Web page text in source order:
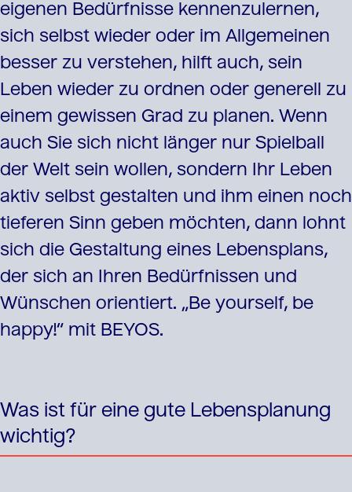
eigenen Bedürfnisse kennenzulernen,
sich selbst wieder oder im Allgemeinen
besser zu verstehen, hilft auch, sein
Leben wieder zu ordnen oder generell zu
einem gewissen Grad zu planen. Wenn
auch Sie sich nicht länger nur Spielball
der Welt sein wollen, sondern Ihr Leben
aktiv selbst gestalten und ihm einen noch
tieferen Sinn geben möchten, dann lohnt
sich die Gestaltung eines Lebensplans,
der sich an Ihren Bedürfnissen und
Wünschen orientiert. „Be yourself, be
happy!“ mit BEYOS.
Was ist für eine gute Lebensplanung
wichtig?